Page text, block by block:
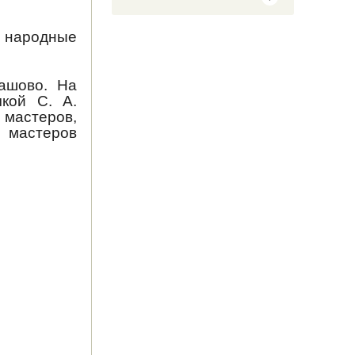
народные
На
С. А.
мастеров